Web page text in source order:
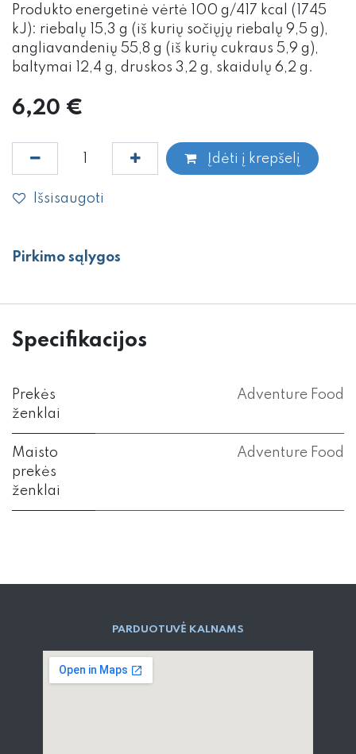
Produkto energetinė vėrtė 100 g/417 kcal (1745
kJ): riebalų 15,3 g (iš kurių sočiųjų riebalų 9,5 g),
angliavandenių 55,8 g (iš kurių cukraus 5,9 g),
baltymai 12,4 g, druskos 3,2 g, skaidulų 6,2 g.
6,20 €
Įdėti į krepšelį
Išsisaugoti
Pirkimo sąlygos
Specifikacijos
Prekės
ženklai
Adventure Food
Maisto
prekės
ženklai
Adventure Food
PARD​UOTUVĖ​ KALNAMS